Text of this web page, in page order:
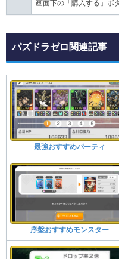
画面下の「購入する」ボ
パズドラゼロ関連記事
最強おすすめパーティ
序盤おすすめモンスター